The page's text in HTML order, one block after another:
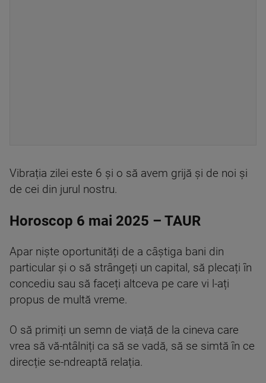
Vibrația zilei este 6 și o să avem grijă și de noi și
de cei din jurul nostru.
Horoscop 6 mai 2025 – TAUR
Apar niște oportunități de a câștiga bani din
particular și o să strângeți un capital, să plecați în
concediu sau să faceți altceva pe care vi l-ați
propus de multă vreme.
O să primiți un semn de viață de la cineva care
vrea să vă-ntâlniți ca să se vadă, să se simtă în ce
direcție se-ndreaptă relația.